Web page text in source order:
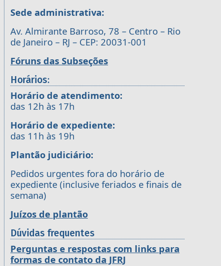
Sede administrativa:
Av. Almirante Barroso, 78 – Centro – Rio
de Janeiro – RJ – CEP: 20031-001
Fóruns das Subseções
Horários:
Horário de atendimento:
das 12h às 17h
Horário de expediente:
das 11h às 19h
Plantão judiciário:
Pedidos urgentes fora do horário de
expediente (inclusive feriados e finais de
semana)
Juízos de plantão
Dúvidas frequentes
Perguntas e respostas com links para
formas de contato da JFRJ